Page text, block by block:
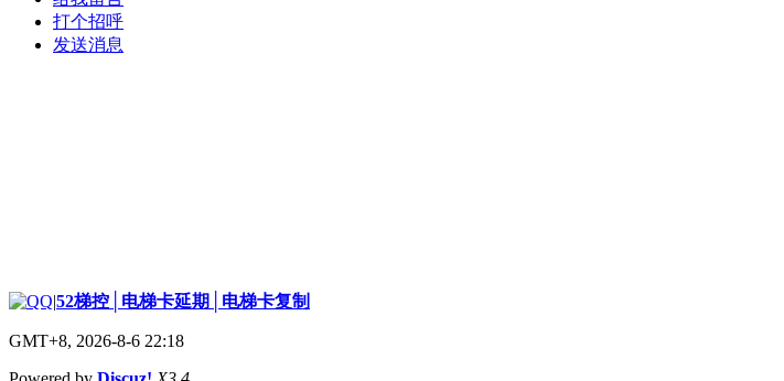
打个招呼
发送消息
|52梯控│电梯卡延期│电梯卡复制
GMT+8, 2026-8-6 22:18